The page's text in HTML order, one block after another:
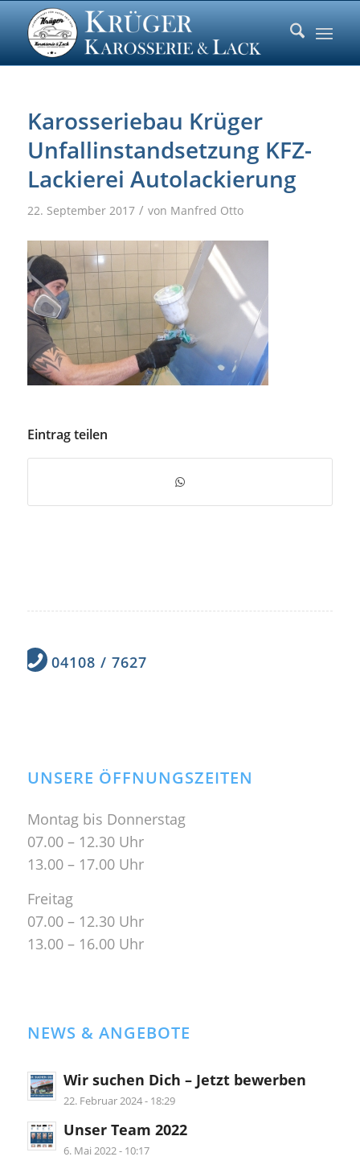
Karosseriebau Krüger
Unfallinstandsetzung KFZ-
Lackierei Autolackierung
22. September 2017 / von Manfred Otto
Eintrag teilen
04108 / 7627
UNSERE ÖFFNUNGSZEITEN
Montag bis Donnerstag
07.00 – 12.30 Uhr
13.00 – 17.00 Uhr
Freitag
07.00 – 12.30 Uhr
13.00 – 16.00 Uhr
NEWS & ANGEBOTE
Wir suchen Dich – Jetzt bewerben
22. Februar 2024 - 18:29
Unser Team 2022
6. Mai 2022 - 10:17